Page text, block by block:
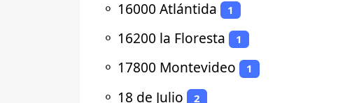
⚬ 16000 Atlántida 1
⚬ 16200 la Floresta 1
⚬ 17800 Montevideo 1
⚬ 18 de Julio 2